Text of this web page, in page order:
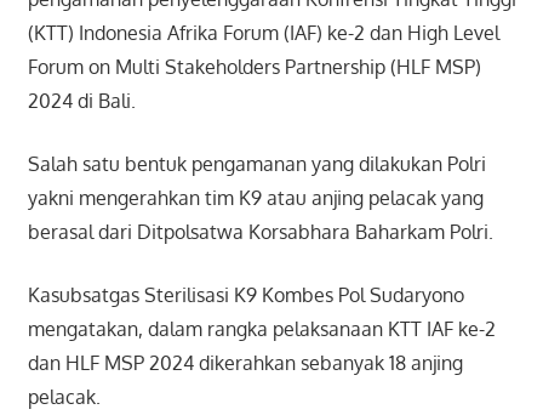
(KTT) Indonesia Afrika Forum (IAF) ke-2 dan High Level
Forum on Multi Stakeholders Partnership (HLF MSP)
2024 di Bali.
Salah satu bentuk pengamanan yang dilakukan Polri
yakni mengerahkan tim K9 atau anjing pelacak yang
berasal dari Ditpolsatwa Korsabhara Baharkam Polri.
Kasubsatgas Sterilisasi K9 Kombes Pol Sudaryono
mengatakan, dalam rangka pelaksanaan KTT IAF ke-2
dan HLF MSP 2024 dikerahkan sebanyak 18 anjing
pelacak.